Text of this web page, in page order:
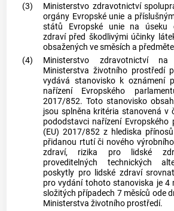
(3)
Ministerstvo zdravotnictví
orgány Evropské unie a
států Evropské unie na úseku
zdraví před škodlivými účinky
obsažených ve směsích a
(4)
Ministerstvo zdravotnictví
Ministerstva životního prostředí
vydává stanovisko k oznámení
nařízení Evropského
2017/852. Toto stanovisko
jsou splněna kritéria stanovená v
pododstavci nařízení Evropského
(EU) 2017/852 z hlediska
přidanou rtutí či nového
zdraví, rizika pro lidské
proveditelných technických
poskytly pro lidské zdraví
pro vydání tohoto stanoviska je 4
složitých případech 7 měsíců ode
Ministerstva životního prostředí.